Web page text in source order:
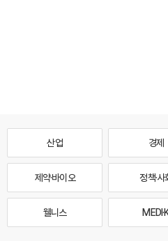
산업 경제
제약·바이오 정책·사
웰니스